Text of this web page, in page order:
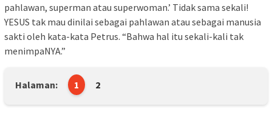
pahlawan, superman atau superwoman.’ Tidak sama sekali!
YESUS tak mau dinilai sebagai pahlawan atau sebagai manusia
sakti oleh kata-kata Petrus. “Bahwa hal itu sekali-kali tak
menimpaNYA.”
Halaman: 1 2